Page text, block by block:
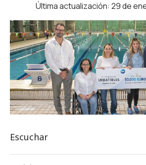
Última actualización: 29 de
Escuchar